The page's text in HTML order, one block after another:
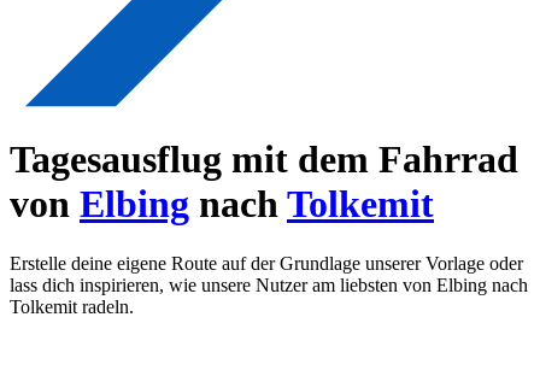
Tagesausflug mit dem Fahrrad
von Elbing nach Tolkemit
Erstelle deine eigene Route auf der Grundlage unserer Vorlage oder
lass dich inspirieren, wie unsere Nutzer am liebsten von Elbing nach
Tolkemit radeln.